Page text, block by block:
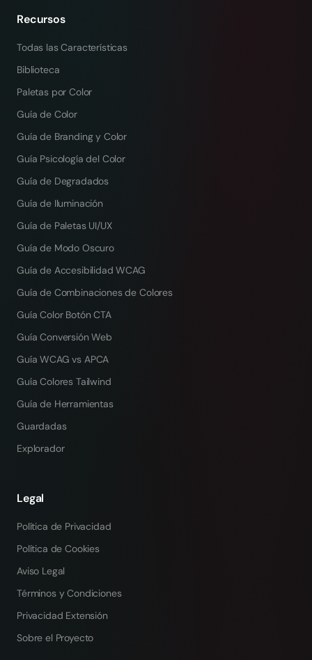
Recursos
Todas las Características
Biblioteca
Paletas por Color
Guía de Color
Guía de Branding y Color
Guía Psicología del Color
Guía de Degradados
Guía de Iluminación
Guía de Paletas UI/UX
Guía de Modo Oscuro
Guía de Accesibilidad WCAG
Guía de Combinaciones de Colores
Guía Color Botón CTA
Guía Conversión Web
Guía WCAG vs APCA
Guía Colores Tailwind
Guía de Herramientas
Guardadas
Explorador
Legal
Política de Privacidad
Política de Cookies
Aviso Legal
Términos y Condiciones
Privacidad Extensión
Sobre el Proyecto